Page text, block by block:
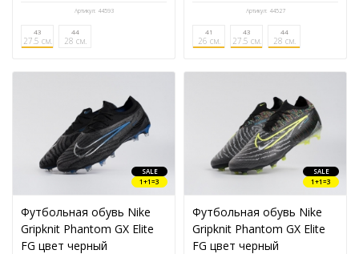
Артикул: 44593
43
27.5 см.
44
28 см.
Артикул: 44527
41
26 см.
43
27.5 см.
44
28 см.
SALE
1+1=3
Футбольная обувь Nike
Gripknit Phantom GX Elite
FG цвет черный
SALE
1+1=3
Футбольная обувь Nike
Gripknit Phantom GX Elite
FG цвет черный